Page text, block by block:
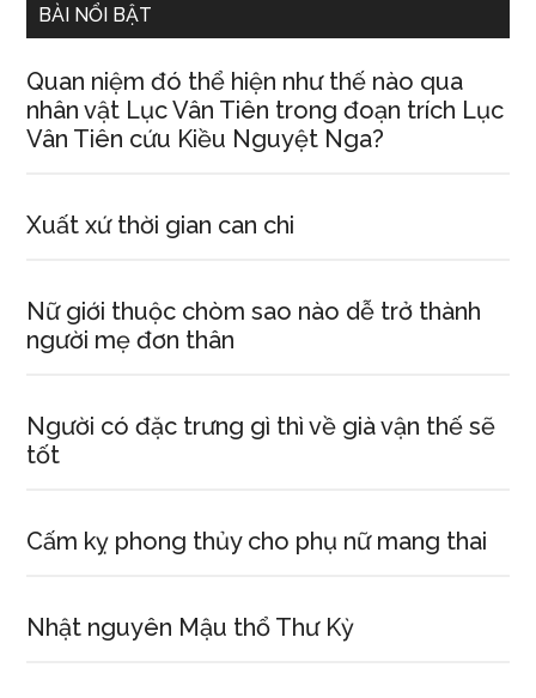
BÀI NỔI BẬT
Quan niệm đó thể hiện như thế nào qua
nhân vật Lục Vân Tiên trong đoạn trích Lục
Vân Tiên cứu Kiều Nguyệt Nga?
Xuất xứ thời gian can chi
Nữ giới thuộc chòm sao nào dễ trở thành
người mẹ đơn thân
Người có đặc trưng gì thì về già vận thế sẽ
tốt
Cấm kỵ phong thủy cho phụ nữ mang thai
Nhật nguyên Mậu thổ Thư Kỳ